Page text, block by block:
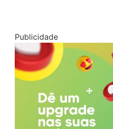
Publicidade